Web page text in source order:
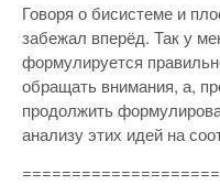
Говоря о бисистеме и
забежал вперёд. Так у
формулируется
обращать внимания, а,
продолжить
анализу этих идей на